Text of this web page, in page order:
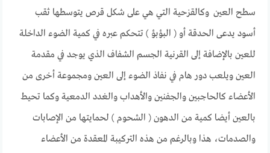
سطح العين وكالقزحية التي هي على شكل قرص يتوسطها ثقب
أسود يدعى الحدقة أو ( البؤبؤ ) تتحكم عبره في كمية الضوء الداخلة
للعين بالإضافة إلى القرنية الجسم الشفاف الذي يوجد في مقدمة
العين ويلعب دور هام في نفاذ الضوء إلى العين ومجموعة أخرى من
الأعضاء كالحاجبين والجفنين والأهداب والغدد الدمعية وكما تحيط
بالعين أيضا كمية من الدهون ( الشحوم ) لحمايتها من الإصابات
والصدمات، هذا وبالرغم من هذه التركيبة المعقدة من الأعضاء